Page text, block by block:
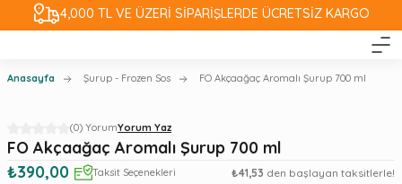
4,000 TL VE ÜZERİ SİPARİŞLERDE ÜCRETSİZ KARGO
Anasayfa Şurup - Frozen Sos FO Akçaağaç Aromalı Şurup 700 ml
(0) YorumYorum Yaz
FO Akçaağaç Aromalı Şurup 700 ml
₺390,00
Taksit Seçenekleri ₺41,53 den başlayan taksitlerle!